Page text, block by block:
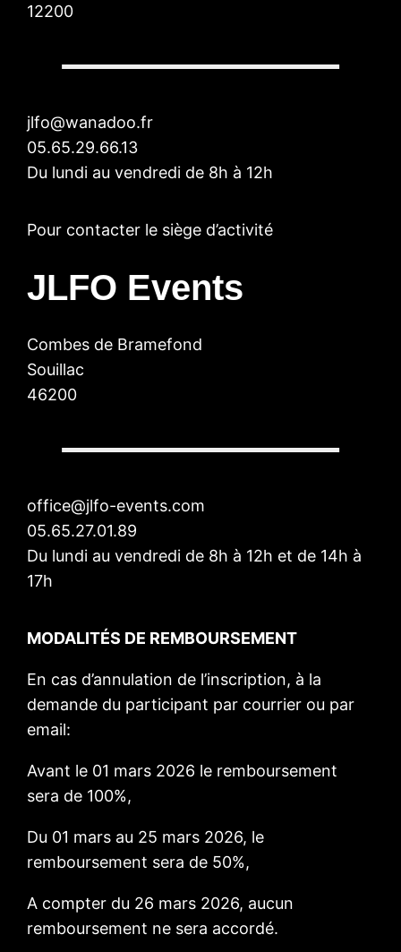
12200
jlfo@wanadoo.fr
05.65.29.66.13
Du lundi au vendredi de 8h à 12h
Pour contacter le siège d’activité
JLFO Events
Combes de Bramefond
Souillac
46200
office@jlfo-events.com
05.65.27.01.89
Du lundi au vendredi de 8h à 12h et de 14h à
17h
MODALITÉS DE REMBOURSEMENT
En cas d’annulation de l’inscription, à la
demande du participant par courrier ou par
email:
Avant le 01 mars 2026 le remboursement
sera de 100%,
Du 01 mars au 25 mars 2026, le
remboursement sera de 50%,
A compter du 26 mars 2026, aucun
remboursement ne sera accordé.